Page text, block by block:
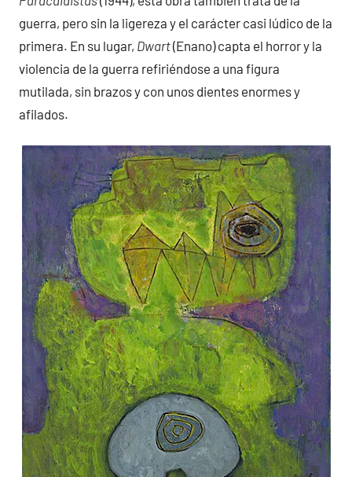
guerra, pero sin la ligereza y el carácter casi lúdico de la
primera. En su lugar, Dwart(Enano) capta el horror y la
violencia de la guerra refiriéndose a una figura
mutilada, sin brazos y con unos dientes enormes y
afilados.